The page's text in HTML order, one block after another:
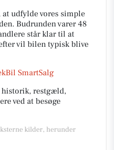
at udfylde vores simple
Budrunden varer 48
står klar til at
vil bilen typisk blive
SmartSalg
historik, restgæld,
ved at besøge
kilder, herunder